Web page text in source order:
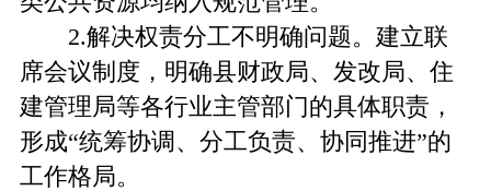
2.解决权责分工不明确问题。建立联
席会议制度，明确县财政局、发改局、住
建管理局等各行业主管部门的具体职责，
形成“统筹协调、分工负责、协同推进”的
工作格局。